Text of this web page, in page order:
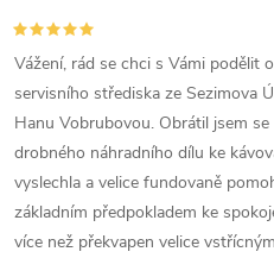
Vážení, rád se chci s Vámi podělit
servisního střediska ze Sezimova
Hanu Vobrubovou. Obrátil jsem
drobného náhradního dílu ke
vyslechla a velice fundovaně
základním předpokladem ke
více než překvapen velice